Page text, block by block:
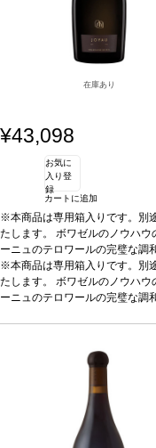
在庫あり
¥43,098
お気に
入り登
録
カートに追加
※本商品は専用箱入りです。別
たします。
ーニュのテロワールの完璧な調
雅さを兼ね備えた逸品。テイス
な泡が長く立ち上る。リッチで
を伴い、たっぷりとしたアーモ
食事と良く合う。ブレス産の鶏
ルーツとスパイスを添えた鶏肉
ール、40% シャルドネ
※本商品は専用箱入りです。別
たします。
ーニュのテロワールの完璧な調
を伴い、たっぷりとしたアーモ
く。テクスチャーは滑らかでと
レモンも感じられるフルボデ
食事と良く合う。ブレス産の鶏
ルーツとスパイスを添えた鶏
ール、40% シャルドネ